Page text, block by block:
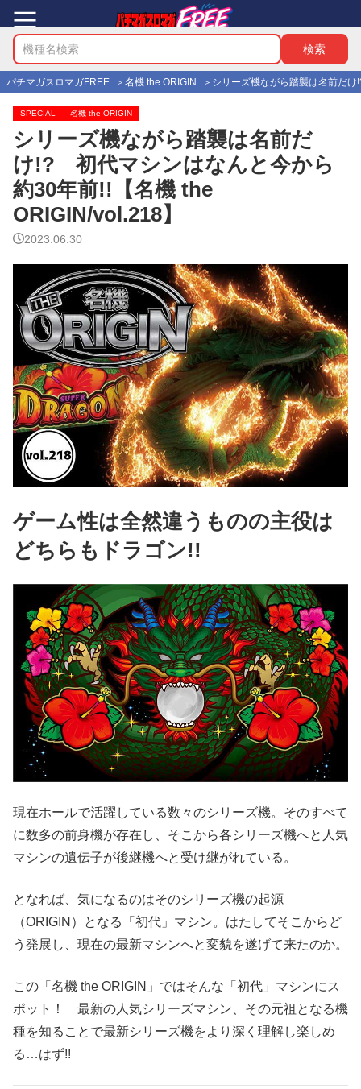
パチマガスロマガFREE 名機 the ORIGIN シリーズ機ながら踏襲は名前だ
SPECIAL 名機 the ORIGIN
シリーズ機ながら踏襲は名前だ
け!? 初代マシンはなんと今から
約30年前!!【名機 the
ORIGIN/vol.218】
2023.06.30
ゲーム性は全然違うものの主役は
どちらもドラゴン!!
現在ホールで活躍している数々のシリーズ機。そのすべて
に数多の前身機が存在し、そこから各シリーズ機へと人気
マシンの遺伝子が後継機へと受け継がれている。
となれば、気になるのはそのシリーズ機の起源
（ORIGIN）となる「初代」マシン。はたしてそこからど
う発展し、現在の最新マシンへと変貌を遂げて来たのか。
この「名機 the ORIGIN」ではそんな「初代」マシンにス
ポット！ 最新の人気シリーズマシン、その元祖となる機
種を知ることで最新シリーズ機をより深く理解し楽しめ
る…はず!!